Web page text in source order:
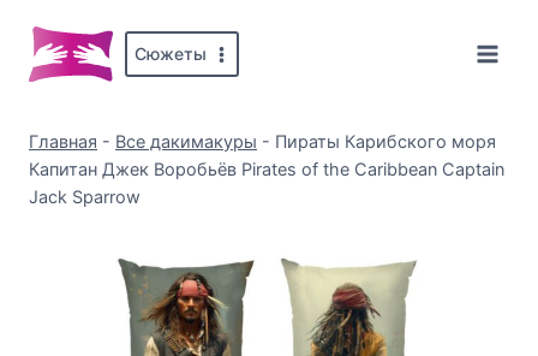
содержимому
Сюжеты
Главная - Все дакимакуры - Пираты Карибского моря
Капитан Джек Воробьёв Pirates of the Caribbean Captain
Jack Sparrow